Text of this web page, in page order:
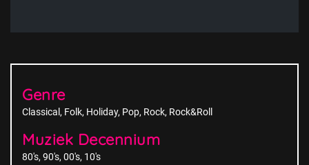
Genre
Classical Folk Holiday Pop Rock Rock&Roll
Muziek Decennium
80's 90's 00's 10's